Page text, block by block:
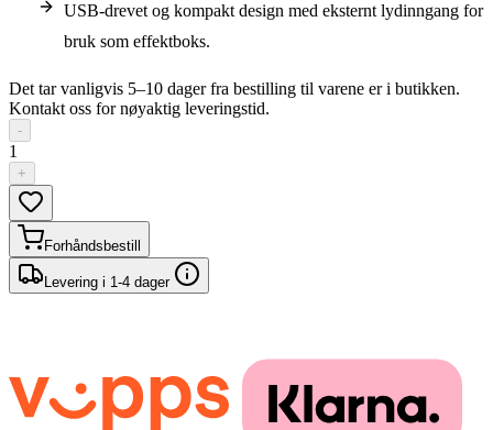
USB-drevet og kompakt design med eksternt lydinngang for
bruk som effektboks.
Det tar vanligvis 5–10 dager fra bestilling til varene er i butikken.
Kontakt oss for nøyaktig leveringstid.
-
1
+
Forhåndsbestill
Levering i 1-4 dager